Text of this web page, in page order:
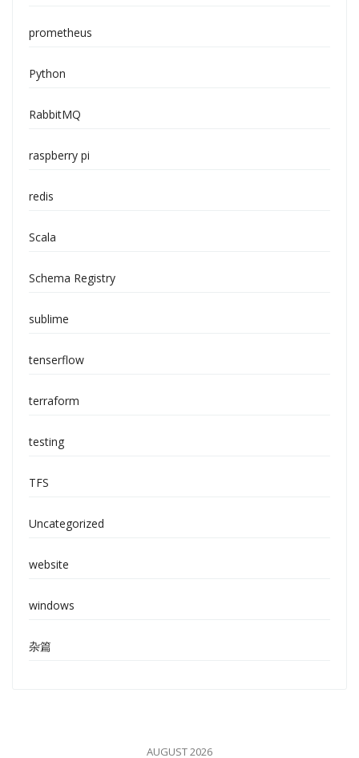
prometheus
Python
RabbitMQ
raspberry pi
redis
Scala
Schema Registry
sublime
tenserflow
terraform
testing
TFS
Uncategorized
website
windows
杂篇
AUGUST 2026